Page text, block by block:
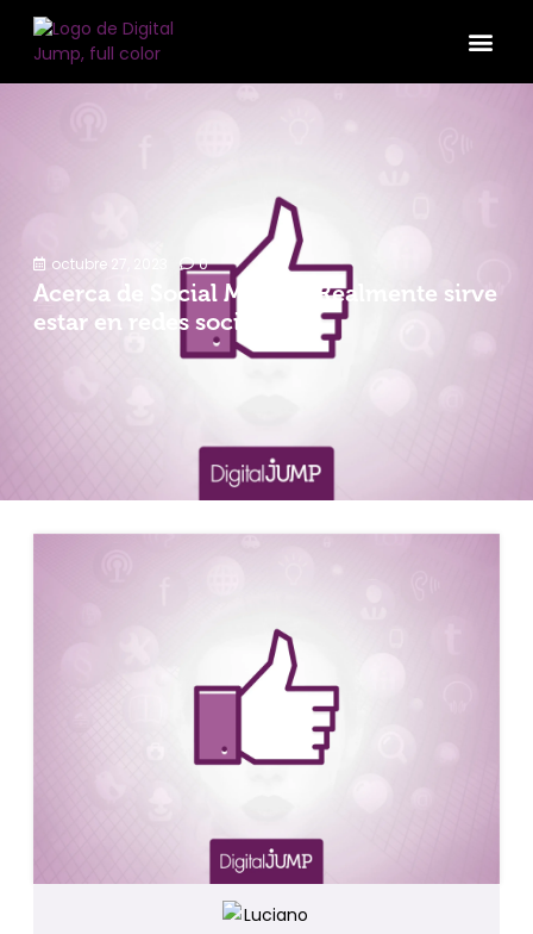
octubre 27, 2023 0
Acerca de Social Media: ¿Realmente sirve
estar en redes sociales?